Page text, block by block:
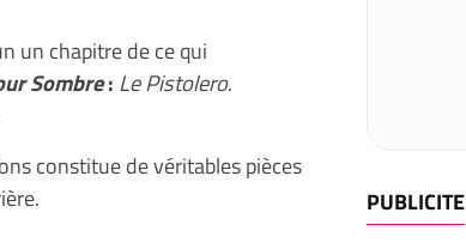
un chapitre de ce qui
Sombre: Le Pistolero.
constitue de véritables pièces
PUBLICITE